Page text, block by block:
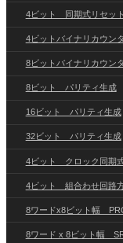
4ビット 同期式リセッ
4ビットバイナリカウンタ
8ビットバイナリカウン
8ビット パリティ生成
16ビット パリティ生成
32ビット パリティ生成
4ビット クロック同期
4ビット 組合わせ回路
8ワードx8ビット幅
8ワード x 8ビット幅